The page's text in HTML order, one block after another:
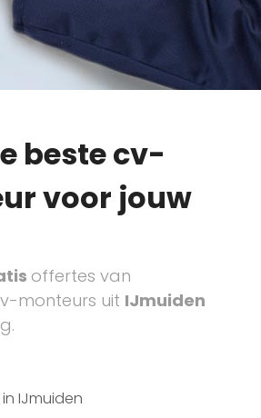
beste cv-
voor jouw
offertes van
monteurs uit IJmuiden
IJmuiden